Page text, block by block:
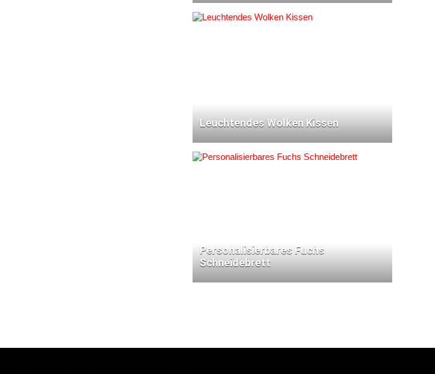
Leuchtendes Wolken Kissen
Personalisierbares Fuchs
Schneidebrett